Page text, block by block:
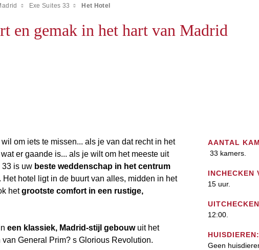
Exe Suites 33 Het Hotel
en gemak in het hart van Madrid
om iets te missen... als je van dat recht in het
er gaande is... als je wilt om het meeste uit
33 is uw beste weddenschap in het centrum
. Het hotel ligt in de buurt van alles, midden in het
hetgrootste comfort in een rustige,
een klassiek, Madrid-stijl gebouwuit het
General Prim? s Glorious Revolution.
AANTAL
33 kamers.
INCHECKEN
15 uur.
12:00.
HUISDIEREN:
Geen